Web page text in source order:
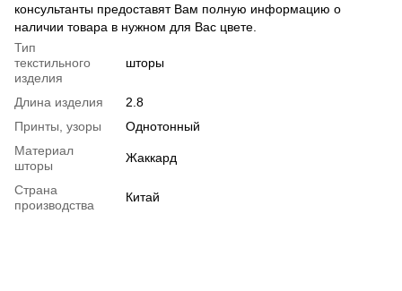
консультанты предоставят Вам полную информацию о
наличии товара в нужном для Вас цвете.
Тип
текстильного
изделия
шторы
Длина изделия
2.8
Принты, узоры
Однотонный
Материал
шторы
Жаккард
Страна
производства
Китай